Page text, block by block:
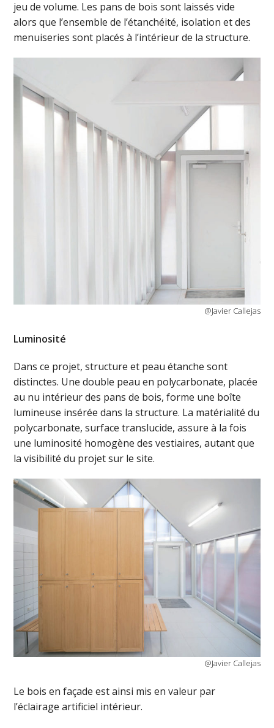
jeu de volume. Les pans de bois sont laissés vide
alors que l’ensemble de l’étanchéité, isolation et des
menuiseries sont placés à l’intérieur de la structure.
@Javier Callejas
Luminosité
Dans ce projet, structure et peau étanche sont
distinctes. Une double peau en polycarbonate, placée
au nu intérieur des pans de bois, forme une boîte
lumineuse insérée dans la structure. La matérialité du
polycarbonate, surface translucide, assure à la fois
une luminosité homogène des vestiaires, autant que
la visibilité du projet sur le site.
@Javier Callejas
Le bois en façade est ainsi mis en valeur par
l’éclairage artificiel intérieur.